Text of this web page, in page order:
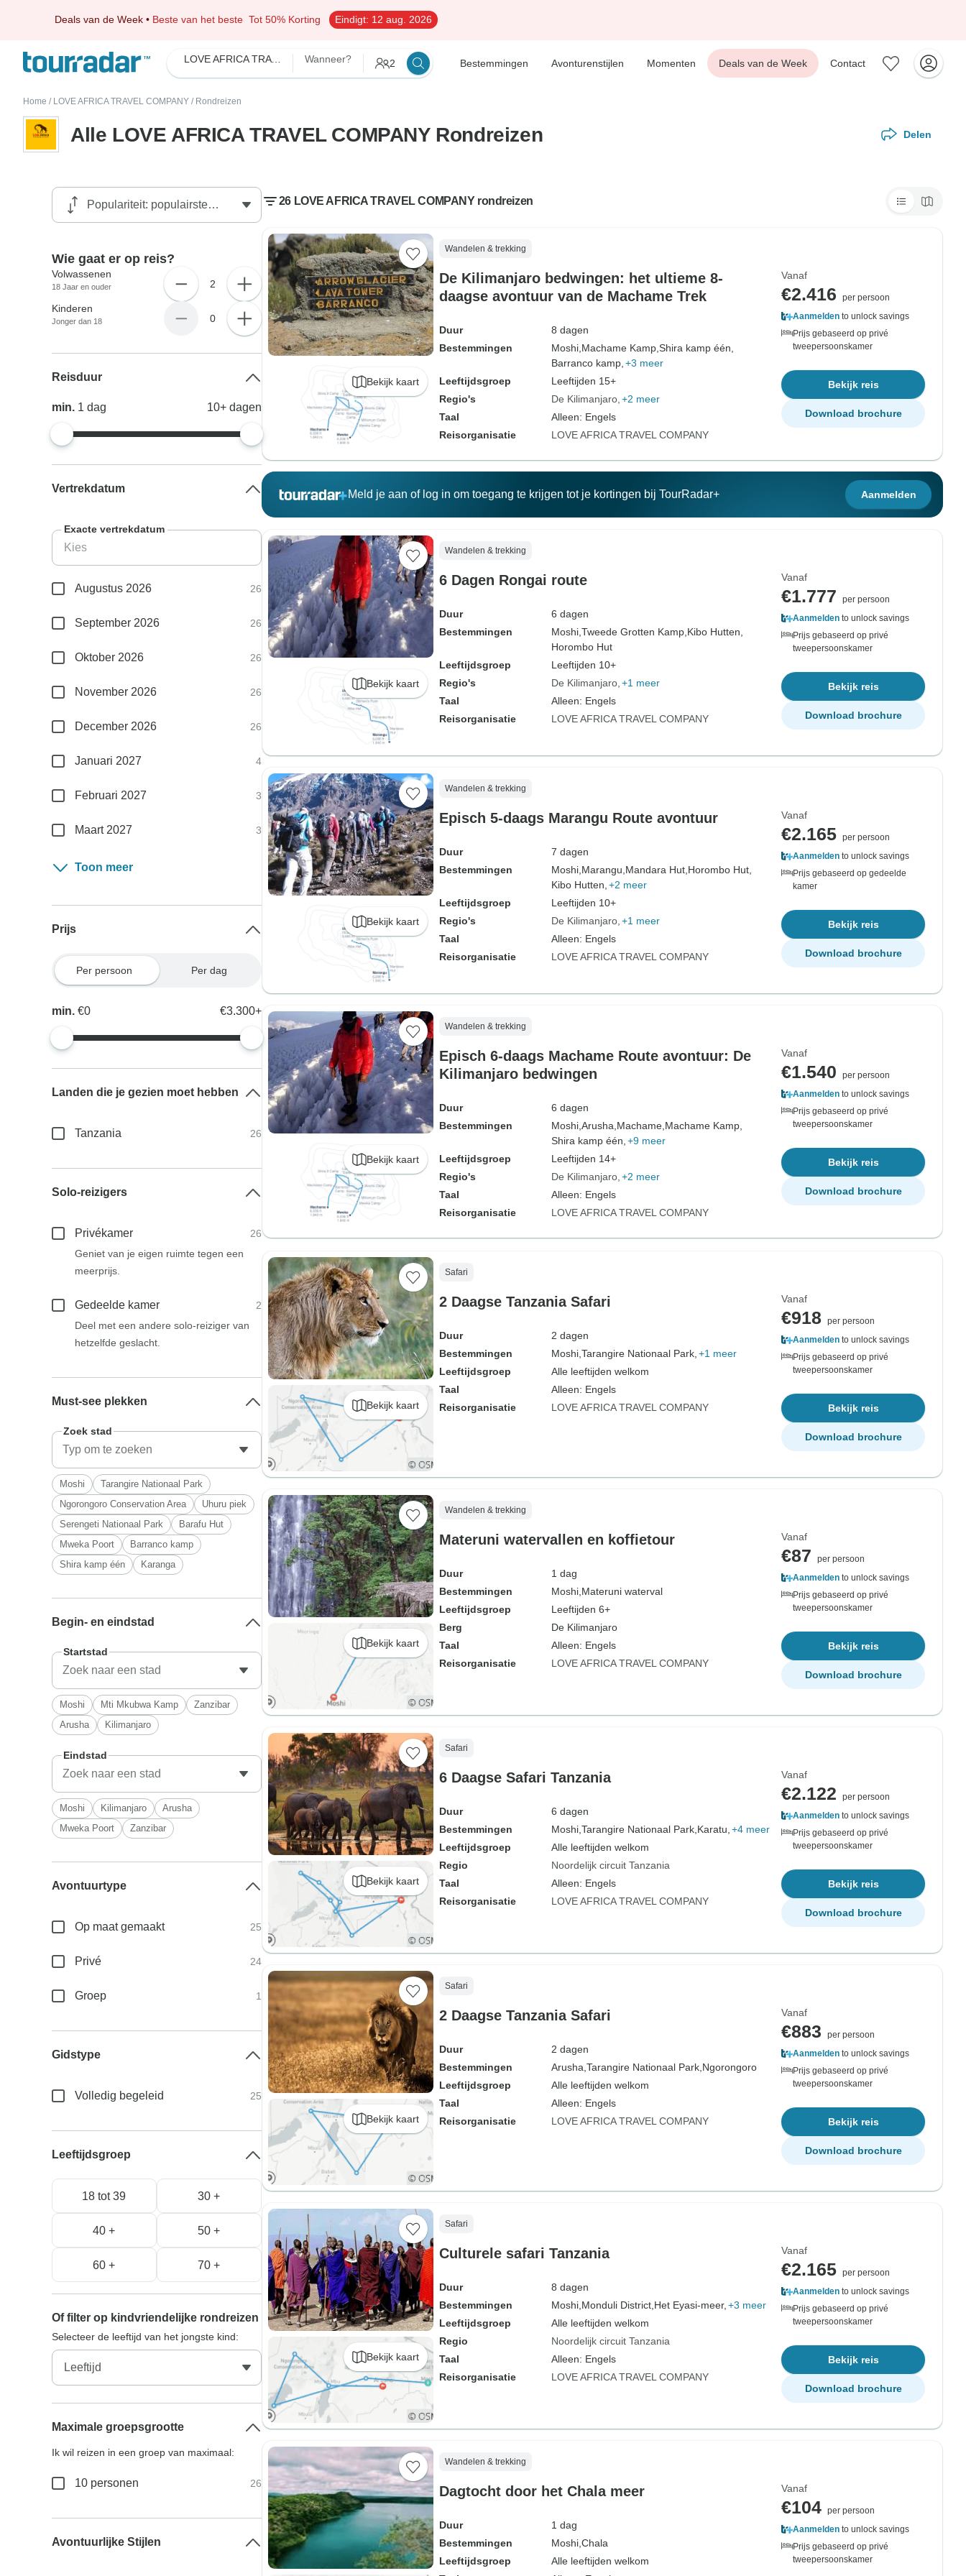
Deals van de Week • Beste van het beste Tot 50% Korting Eindigt: 12 aug. 2026
LOVE AFRICA TRAVEL COMPANY Wanneer? 2 Bestemmingen Avonturenstijlen Momenten Deals van de Week Contact
Home / LOVE AFRICA TRAVEL COMPANY / Rondreizen
Alle LOVE AFRICA TRAVEL COMPANY Rondreizen Delen
26 LOVE AFRICA TRAVEL COMPANY rondreizen
Bekijk kaart
Wandelen & trekking
De Kilimanjaro bedwingen: het ultieme 8-
daagse avontuur van de Machame Trek
Duur
8 dagen
Bestemmingen
Moshi, Machame Kamp, Shira kamp één,
Barranco kamp, +3 meer
Leeftijdsgroep
Leeftijden 15+
Regio's
De Kilimanjaro +2 meer
Taal
Alleen: Engels
Reisorganisatie
LOVE AFRICA TRAVEL COMPANY
Vanaf
€2.416
per persoon
Aanmelden to unlock savings
Prijs gebaseerd op privé
tweepersoonskamer
Bekijk reis
Download brochure
Meld je aan of log in om toegang te krijgen tot je kortingen bij TourRadar+ Aanmelden
Bekijk kaart
Wandelen & trekking
6 Dagen Rongai route
Duur
6 dagen
Bestemmingen
Moshi, Tweede Grotten Kamp, Kibo Hutten,
Horombo Hut
Leeftijdsgroep
Leeftijden 10+
Regio's
De Kilimanjaro +1 meer
Taal
Alleen: Engels
Reisorganisatie
LOVE AFRICA TRAVEL COMPANY
Vanaf
€1.777
per persoon
Aanmelden to unlock savings
Prijs gebaseerd op privé
tweepersoonskamer
Bekijk reis
Download brochure
Bekijk kaart
Wandelen & trekking
Episch 5-daags Marangu Route avontuur
Duur
7 dagen
Bestemmingen
Moshi, Marangu, Mandara Hut, Horombo Hut,
Kibo Hutten, +2 meer
Leeftijdsgroep
Leeftijden 10+
Regio's
De Kilimanjaro +1 meer
Taal
Alleen: Engels
Reisorganisatie
LOVE AFRICA TRAVEL COMPANY
Vanaf
€2.165 per persoon
Aanmelden to unlock savings
Prijs gebaseerd op gedeelde
kamer
Bekijk reis
Download brochure
Bekijk kaart
Wandelen & trekking
Episch 6-daags Machame Route avontuur: De
Kilimanjaro bedwingen
Duur
6 dagen
Bestemmingen
Moshi, Arusha, Machame, Machame Kamp,
Shira kamp één, +9 meer
Leeftijdsgroep
Leeftijden 14+
Regio's
De Kilimanjaro +2 meer
Taal
Alleen: Engels
Reisorganisatie
LOVE AFRICA TRAVEL COMPANY
Vanaf
€1.540
per persoon
Aanmelden to unlock savings
Prijs gebaseerd op privé
tweepersoonskamer
Bekijk reis
Download brochure
Bekijk kaart
Safari
2 Daagse Tanzania Safari
Duur
2 dagen
Bestemmingen
Moshi, Tarangire Nationaal Park, +1 meer
Leeftijdsgroep
Alle leeftijden welkom
Taal
Alleen: Engels
Reisorganisatie
LOVE AFRICA TRAVEL COMPANY
Vanaf
€918
per persoon
Aanmelden to unlock savings
Prijs gebaseerd op privé
tweepersoonskamer
Bekijk reis
Download brochure
Bekijk kaart
Wandelen & trekking
Materuni watervallen en koffietour
Duur
1 dag
Bestemmingen
Moshi, Materuni waterval
Leeftijdsgroep
Leeftijden 6+
Berg
De Kilimanjaro
Taal
Alleen: Engels
Reisorganisatie
LOVE AFRICA TRAVEL COMPANY
Vanaf
€87
per persoon
Aanmelden to unlock savings
Prijs gebaseerd op privé
tweepersoonskamer
Bekijk reis
Download brochure
Bekijk kaart
Safari
6 Daagse Safari Tanzania
Duur
6 dagen
Bestemmingen
Moshi, Tarangire Nationaal Park, Karatu, +4 meer
Leeftijdsgroep
Alle leeftijden welkom
Regio
Noordelijk circuit Tanzania
Taal
Alleen: Engels
Reisorganisatie
LOVE AFRICA TRAVEL COMPANY
Vanaf
€2.122
per persoon
Aanmelden to unlock savings
Prijs gebaseerd op privé
tweepersoonskamer
Bekijk reis
Download brochure
Bekijk kaart
Safari
2 Daagse Tanzania Safari
Duur
2 dagen
Bestemmingen
Arusha, Tarangire Nationaal Park, Ngorongoro
Leeftijdsgroep
Alle leeftijden welkom
Taal
Alleen: Engels
Reisorganisatie
LOVE AFRICA TRAVEL COMPANY
Vanaf
€883
per persoon
Aanmelden to unlock savings
Prijs gebaseerd op privé
tweepersoonskamer
Bekijk reis
Download brochure
Bekijk kaart
Safari
Culturele safari Tanzania
Duur
8 dagen
Bestemmingen
Moshi, Monduli District, Het Eyasi-meer, +3 meer
Leeftijdsgroep
Alle leeftijden welkom
Regio
Noordelijk circuit Tanzania
Taal
Alleen: Engels
Reisorganisatie
LOVE AFRICA TRAVEL COMPANY
Vanaf
€2.165 per persoon
Aanmelden to unlock savings
Prijs gebaseerd op privé
tweepersoonskamer
Bekijk reis
Download brochure
Wandelen & trekking
Dagtocht door het Chala meer
Duur
1 dag
Bestemmingen
Moshi, Chala
Leeftijdsgroep
Alle leeftijden welkom
Vanaf
€104 per persoon
Aanmelden to unlock savings
Prijs gebaseerd op privé
tweepersoonskamer
Wie gaat er op reis?
Volwassenen
18 Jaar en ouder 2
Kinderen
Jonger dan 18 0
Reisduur
min. 1dag 10+ dagen
Vertrekdatum
Exacte vertrekdatum
Augustus 2026 26
September 2026 26
Oktober 2026 26
November 2026 26
December 2026 26
Januari 2027 4
Februari 2027 3
Maart 2027 3
Toon meer
Prijs
Per persoon Per dag
min.€0 €3.300+
Landen die je gezien moet hebben
Tanzania 26
Solo-reizigers
Privékamer
26
Geniet van je eigen ruimte tegen een
meerprijs.
Gedeelde kamer
2
Deel met een andere solo-reiziger van
hetzelfde geslacht.
Must-see plekken
Zoek stad
Moshi
Tarangire Nationaal Park
Ngorongoro Conservation Area
Uhuru piek
Serengeti Nationaal Park
Barafu Hut
Mweka Poort
Barranco kamp
Shira kamp één
Karanga
Begin- en eindstad
Startstad
Moshi Mti Mkubwa Kamp
Zanzibar
Arusha
Kilimanjaro
Eindstad
Moshi Kilimanjaro
Arusha
Mweka Poort
Zanzibar
Avontuurtype
Op maat gemaakt 25
Privé 24
Groep 1
Gidstype
Volledig begeleid 25
Leeftijdsgroep
18 tot 39 30 +
40 + 50 +
60 + 70 +
Of filter op kindvriendelijke rondreizen
Selecteer de leeftijd van het jongste kind:
Maximale groepsgrootte
Ik wil reizen in een groep van maximaal:
10 personen 26
Avontuurlijke Stijlen